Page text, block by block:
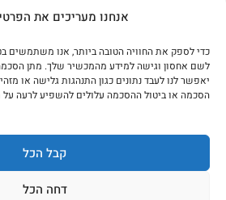
אנחנו מעריכים את
לשם אחסון וגישה למידע מהמכשיר שלך. מתן
יאפשר לנו לעבד נתונים כגון התנהגות גלישה או
הסכמה או ביטול ההסכמה עלולים להשפיע לרעה על
קבל הכל
דחה הכל
אווז
בשר בקר
בשר בקר עגלה משובח
בשר
הודו
חלקים
מיוחדי
נתחי פנים
עוף